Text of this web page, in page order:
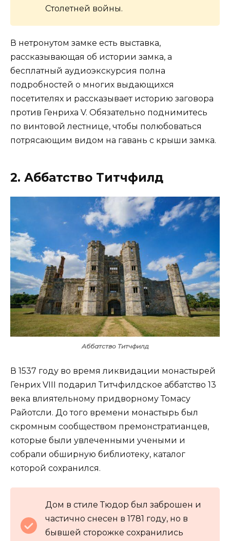
Столетней войны.
В нетронутом замке есть выставка,
рассказывающая об истории замка, а
бесплатный аудиоэкскурсия полна
подробностей о многих выдающихся
посетителях и рассказывает историю заговора
против Генриха V. Обязательно поднимитесь
по винтовой лестнице, чтобы полюбоваться
потрясающим видом на гавань с крыши замка.
2. Аббатство Титчфилд
Аббатство Титчфилд
В 1537 году во время ликвидации монастырей
Генрих VIII подарил Титчфилдское аббатство 13
века влиятельному придворному Томасу
Райотсли. До того времени монастырь был
скромным сообществом премонстратианцев,
которые были увлеченными учеными и
собрали обширную библиотеку, каталог
которой сохранился.
Дом в стиле Тюдор был заброшен и
частично снесен в 1781 году, но в
бывшей сторожке сохранились